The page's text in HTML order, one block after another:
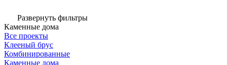
Развернуть фильтры
Каменные дома
Все проекты
Клееный брус
Комбинированные
Каменные дома